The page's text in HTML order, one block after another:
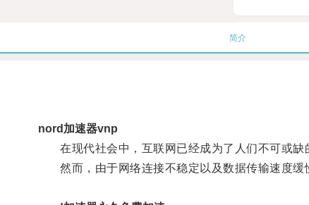
简介
nord加速器vnp
在现代社会中，互联网已经成为了人们不可或缺
然而，由于网络连接不稳定以及数据传输速度缓